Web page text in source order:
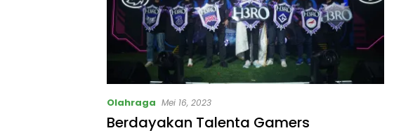
Olahraga Mei 16, 2023
Berdayakan Talenta Gamers